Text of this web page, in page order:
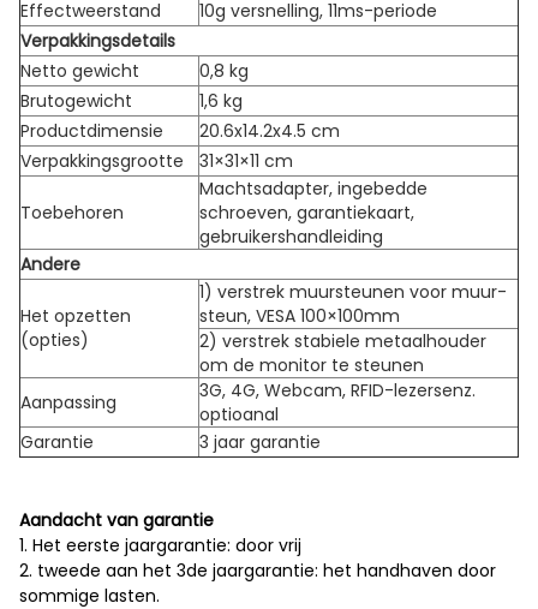
Effectweerstand
10g versnelling, 11ms-periode
Verpakkingsdetails
Netto gewicht
0,8 kg
Brutogewicht
1,6 kg
Productdimensie
20.6x14.2x4.5 cm
Verpakkingsgrootte
31×31×11 cm
Toebehoren
Machtsadapter, ingebedde
schroeven, garantiekaart,
gebruikershandleiding
Andere
Het opzetten
(opties)
1) verstrek muursteunen voor muur-
steun, VESA 100×100mm
2) verstrek stabiele metaalhouder
om de monitor te steunen
Aanpassing
3G, 4G, Webcam, RFID-lezersenz.
optioanal
Garantie
3 jaar garantie
Aandacht van garantie
1. Het eerste jaargarantie: door vrij
2. tweede aan het 3de jaargarantie: het handhaven door
sommige lasten.